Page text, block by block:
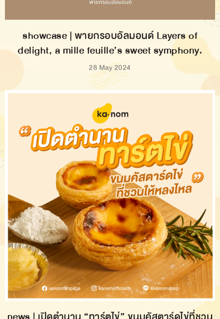
showcase | พายกรอบอัลมอนด์ Layers of
delight, a mille feuille’s sweet symphony.
28 May 2024